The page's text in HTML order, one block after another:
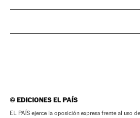
©EDICIONES EL PAÍS
EL PAÍS ejerce la oposición expresa frente al uso